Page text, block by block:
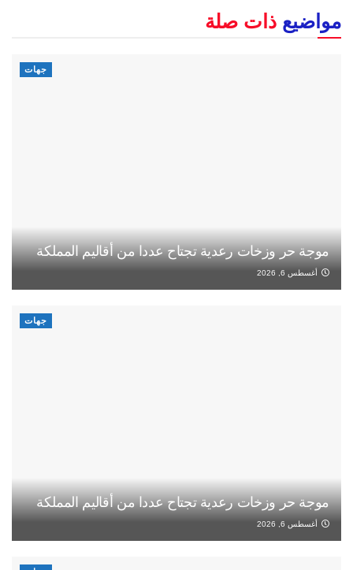
مواضيع ذات صلة
جهات
موجة حر وزخات رعدية تجتاح عددا من أقاليم المملكة
أغسطس 6, 2026
جهات
موجة حر وزخات رعدية تجتاح عددا من أقاليم المملكة
أغسطس 6, 2026